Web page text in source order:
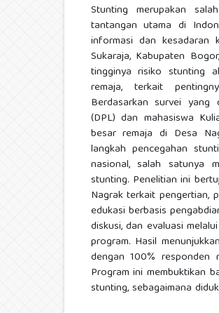
Stunting merupakan
tantangan utama di
informasi dan kesadaran
Sukaraja, Kabupaten
tingginya risiko stunting
remaja, terkait
Berdasarkan survei yang
(DPL) dan mahasiswa
besar remaja di Desa
langkah pencegahan
nasional, salah satunya
stunting. Penelitian ini
Nagrak terkait pengertian,
edukasi berbasis
diskusi, dan evaluasi melalui
program. Hasil
dengan 100% responden
Program ini membuktikan
stunting, sebagaimana